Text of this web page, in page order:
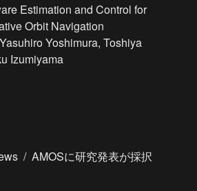
Estimation and Control for
Orbit Navigation
Yoshimura, Toshiya
Izumiyama
/ AMOSに研究発表が採択